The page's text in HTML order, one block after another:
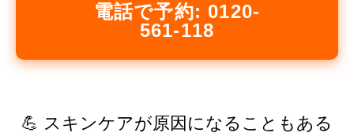
電話で予約: 0120-
561-118
💪 スキンケアが原因になることもある